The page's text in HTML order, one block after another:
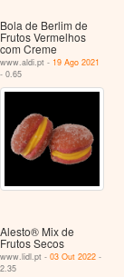
Bola de Berlim de
Frutos Vermelhos
com Creme
www.aldi.pt - 19 Ago 2021
- 0.65
Alesto® Mix de
Frutos Secos
www.lidl.pt -03 Out 2022 -
2.35